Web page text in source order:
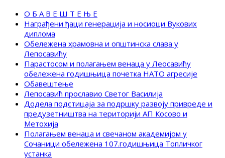
О Б А В Е Ш Т Е Њ Е
Награђени ђаци генерација и носиоци Вукових
диплома
Обележена храмовна и општинска слава у
Лепосавићу
Парастосом и полагањем венаца у Леосавићу
обележена годишњица почетка НАТО агресије
Обавештење
Лепосавић прославио Светог Василија
Додела подстицаја за подршку развоју привреде и
предузетништва на територији АП Косово и
Метохија
Полагањем венаца и свечаном академијом у
Сочаници обележена 107.годишњица Топличког
устанка